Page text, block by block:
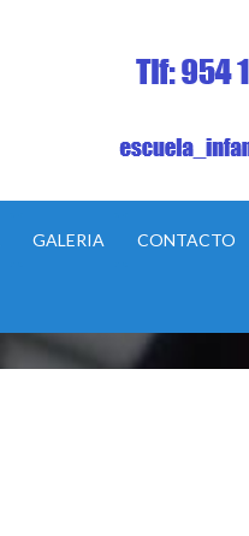
GALERIA CONTACTO